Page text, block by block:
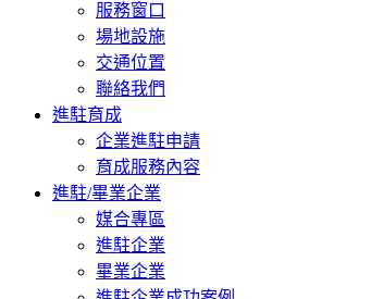
服務窗口
場地設施
交通位置
聯絡我們
進駐育成
企業進駐申請
育成服務內容
進駐/畢業企業
媒合專區
進駐企業
畢業企業